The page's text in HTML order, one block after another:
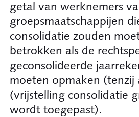
getal van werknemers
groepsmaatschappijen
consolidatie zouden
betrokken als de
geconsolideerde
moeten opmaken (tenzij
(vrijstelling consolidatie
wordt toegepast).